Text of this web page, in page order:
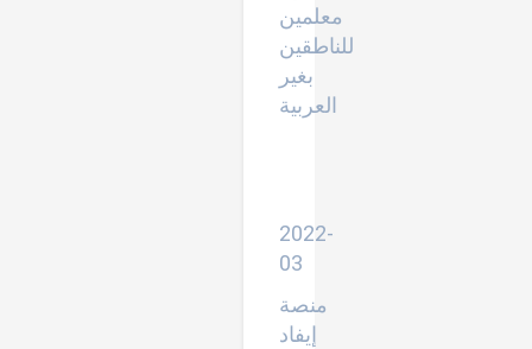
معلمين
للناطقين
بغير
العربية
2022-
03
منصة
إيفاد